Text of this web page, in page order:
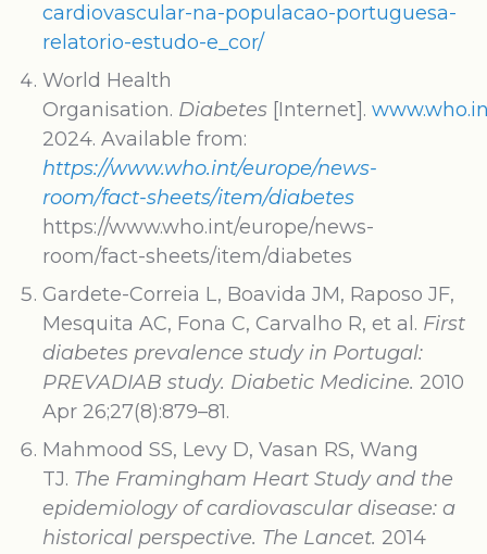
cardiovascular-na-populacao-portuguesa-
relatorio-estudo-e_cor/
World Health
Organisation. Diabetes [Internet].
2024. Available from:
https://www.who.int/europe/news-
room/fact-sheets/item/diabetes
https://www.who.int/europe/news-
room/fact-sheets/item/diabetes
Gardete-Correia L, Boavida JM, Raposo JF,
Mesquita AC, Fona C, Carvalho R, et al. First
diabetes prevalence study in Portugal:
PREVADIAB study. Diabetic Medicine. 2010
Apr 26;27(8):879–81.
Mahmood SS, Levy D, Vasan RS, Wang
TJ. The Framingham Heart Study and the
epidemiology of cardiovascular disease: a
historical perspective. The Lancet. 2014